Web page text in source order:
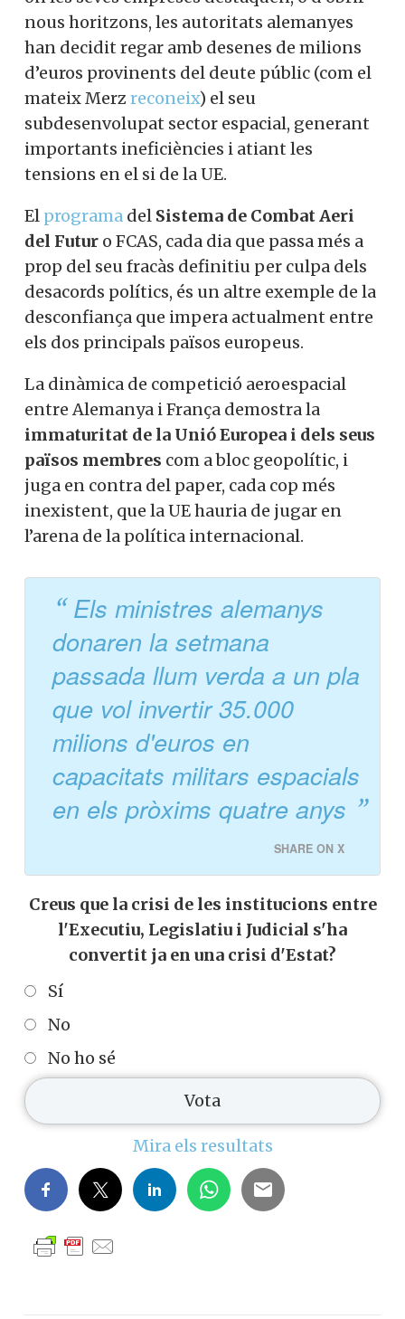
nous horitzons, les autoritats alemanyes
han decidit regar amb desenes de milions
d’euros provinents del deute públic (com el
mateix Merzreconeix) el seu
subdesenvolupat sector espacial, generant
importants ineficiències i atiant les
tensions en el si de la UE.
El programa del Sistema de Combat Aeri
del Futur o FCAS, cada dia que passa més a
prop del seu fracàs definitiu per culpa dels
desacords polítics, és un altre exemple de la
desconfiança que impera actualment entre
els dos principals països europeus.
La dinàmica de competició aeroespacial
entre Alemanya i França demostra la
immaturitat de la Unió Europea i dels seus
països membres com a bloc geopolític, i
juga en contra del paper, cada cop més
inexistent, que la UE hauria de jugar en
l’arena de la política internacional.
Els ministres alemanys
donaren la setmana
passada llum verda a un pla
que vol invertir 35.000
milions d'euros en
capacitats militars espacials
en els pròxims quatre anys
SHARE ON X
Creus que la crisi de les institucions entre
l'Executiu, Legislatiu i Judicial s'ha
convertit ja en una crisi d'Estat?
Sí
No
No ho sé
Mira els resultats